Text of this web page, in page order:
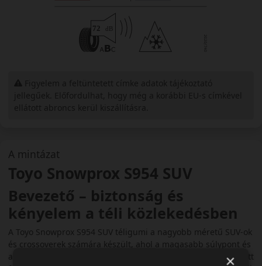
A mintázat
Toyo Snowprox S954 SUV
Bevezető – biztonság és
kényelem a téli közlekedésben
A Toyo Snowprox S954 SUV téligumi a nagyobb méretű SUV-ok
és crossoverek számára készült, ahol a magasabb súlypont és
a nagyobb tömeg különösen fontos stabilitást igényel. A fejlett
×